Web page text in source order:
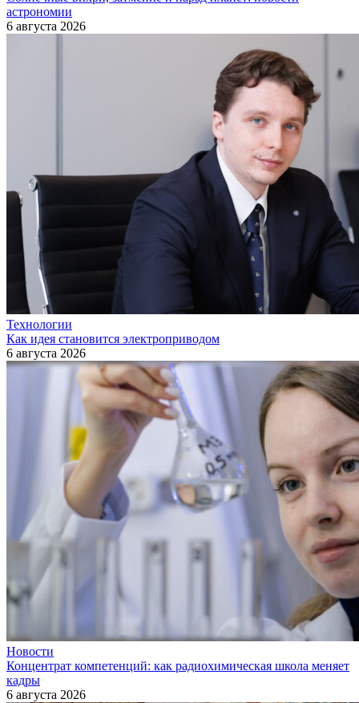
астрономии
6 августа 2026
Технологии
Как идея становится электроприводом
6 августа 2026
Новости
Концентрат компетенций: как радиохимическая школа меняет
кадры
6 августа 2026